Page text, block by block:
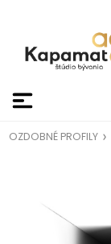
OZDOBNÉ PROFILY